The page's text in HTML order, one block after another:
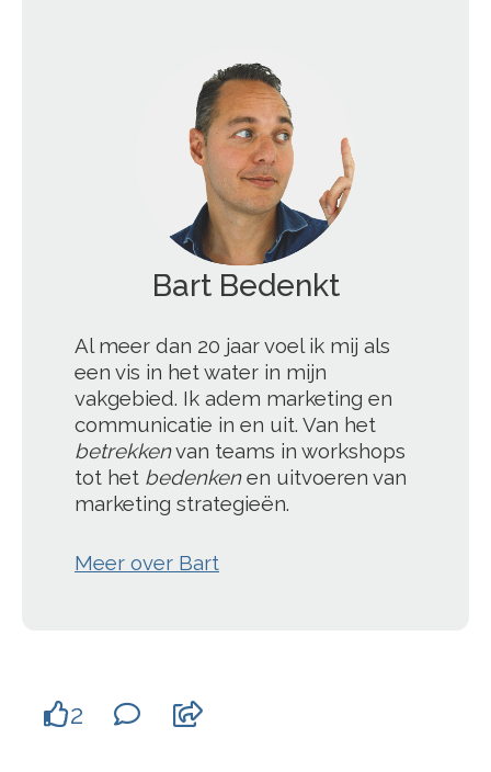
';
Bart Bedenkt
Al meer dan 20 jaar voel ik mij als
een vis in het water in mijn
vakgebied. Ik adem marketing en
communicatie in en uit. Van het
betrekkenvan teams in workshops
tot het bedenkenen uitvoeren van
marketing strategieën.
Meer over Bart
2